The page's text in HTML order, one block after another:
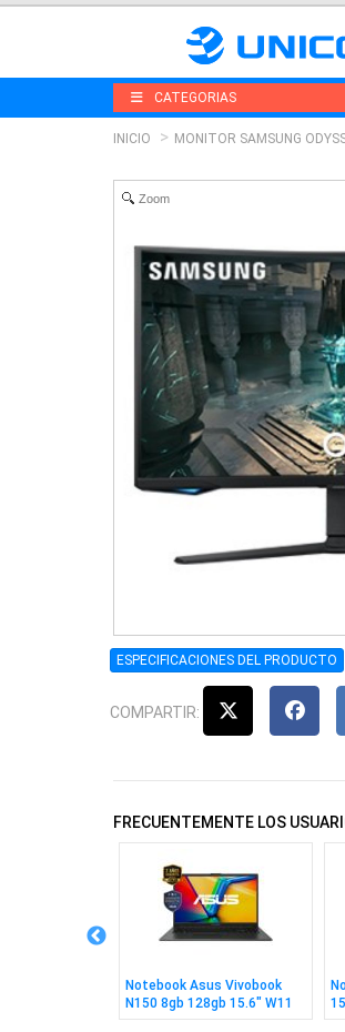
CATEGORIAS
INICIO MONITOR SAMSUNG
Zoom
ESPECIFICACIONES DEL PRODUCTO
COMPARTIR:
FRECUENTEMENTE LOS
Notebook Asus Vivobook
N150 8gb 128gb 15.6" W11